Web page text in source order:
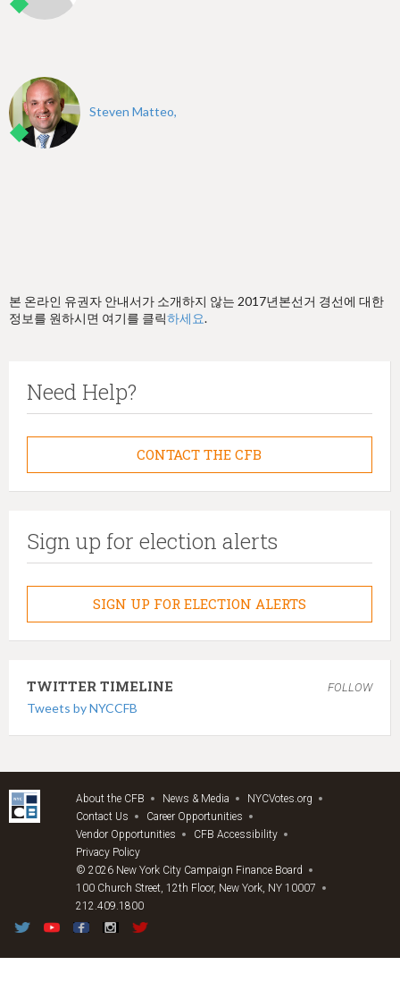
Steven Matteo,
본 온라인 유권자 안내서가 소개하지 않는 2017년본선거 경선에 대한
정보를 원하시면 여기를 클릭하세요.
Need Help?
CONTACT THE CFB
Sign up for election alerts
SIGN UP FOR ELECTION ALERTS
TWITTER TIMELINE FOLLOW
Tweets by NYCCFB
About the CFB News & Media
NYCVotes.org
Contact Us
Career Opportunities
Vendor Opportunities
CFB Accessibility
Privacy Policy
© 2026 New York City Campaign Finance Board
100 Church Street, 12th Floor, New York, NY 10007
212.409.1800